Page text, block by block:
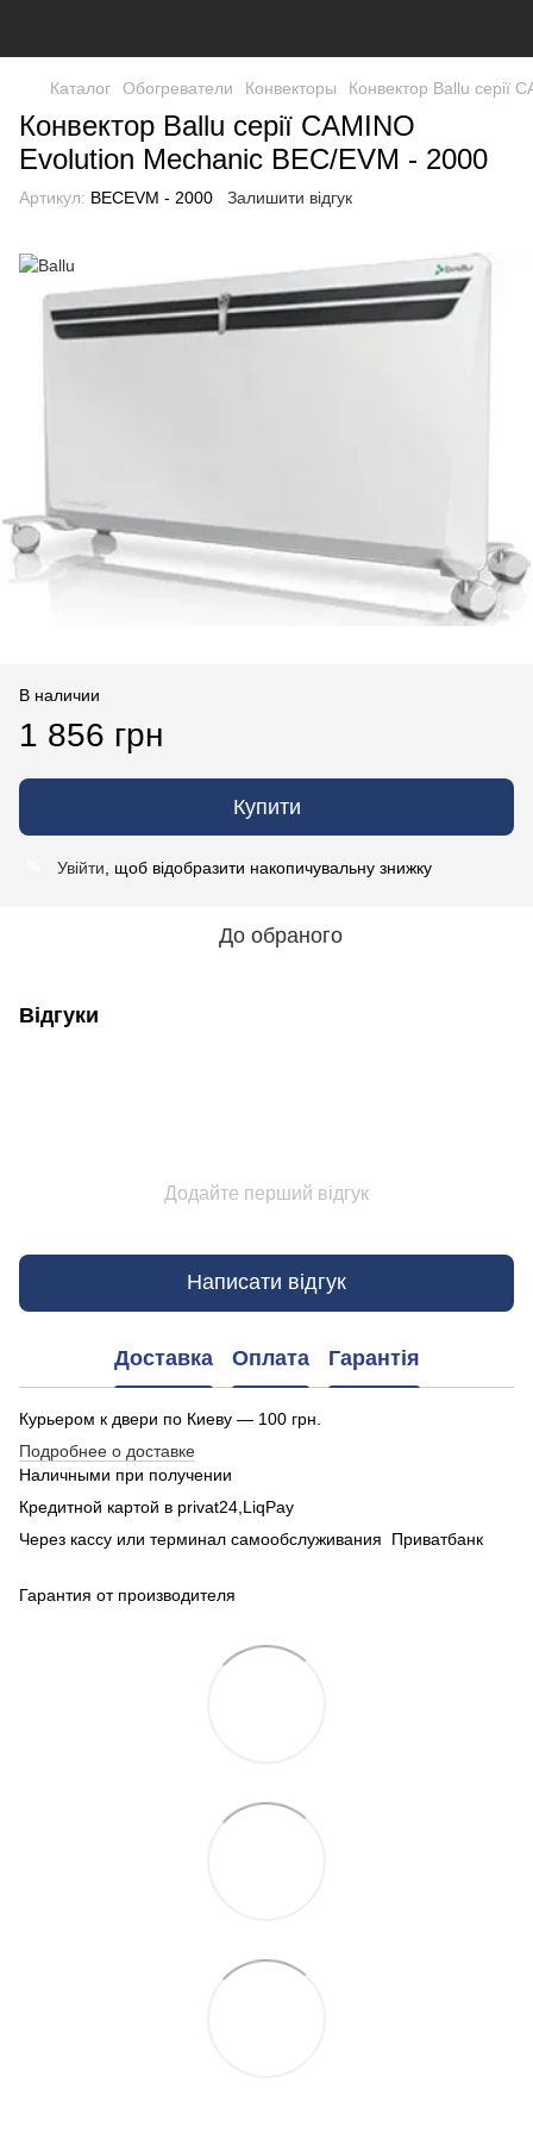
Каталог Обогреватели Конвекторы Конвектор Ballu серії
Конвектор Ballu серії CAMINO
Evolution Mechanic BEC/EVM - 2000
Артикул: BECEVM - 2000 Залишити відгук
В наличии
1 856 грн
Купити
Увійти , щоб відобразити накопичувальну знижку
До обраного
Відгуки
Додайте перший відгук
Написати відгук
Доставка Оплата Гарантія
Курьером к двери по Киеву — 100 грн.
Подробнее о доставке
Наличными при получении
Кредитной картой в privat24,LiqPay
Через кассу или терминал самообслуживания Приватбанк
Гарантия от производителя